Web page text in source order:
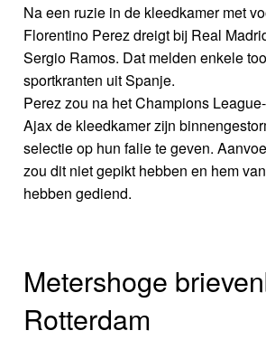
Na een ruzie in de kleedkamer met
Florentino Perez dreigt bij Real
Sergio Ramos. Dat melden enkele
sportkranten uit Spanje.
Perez zou na het Champions
Ajax de kleedkamer zijn
selectie op hun falie te geven.
zou dit niet gepikt hebben en hem
hebben gediend.
Metershoge
Rotterdam